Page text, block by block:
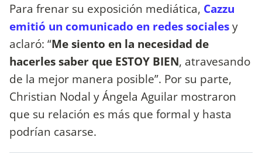
Para frenar su exposición mediática, Cazzu
emitió un comunicado en redes socialesy
aclaró: “Me siento en la necesidad de
hacerles saber que ESTOY BIEN, atravesando
de la mejor manera posible”. Por su parte,
Christian Nodal y Ángela Aguilar mostraron
que su relación es más que formal y hasta
podrían casarse.